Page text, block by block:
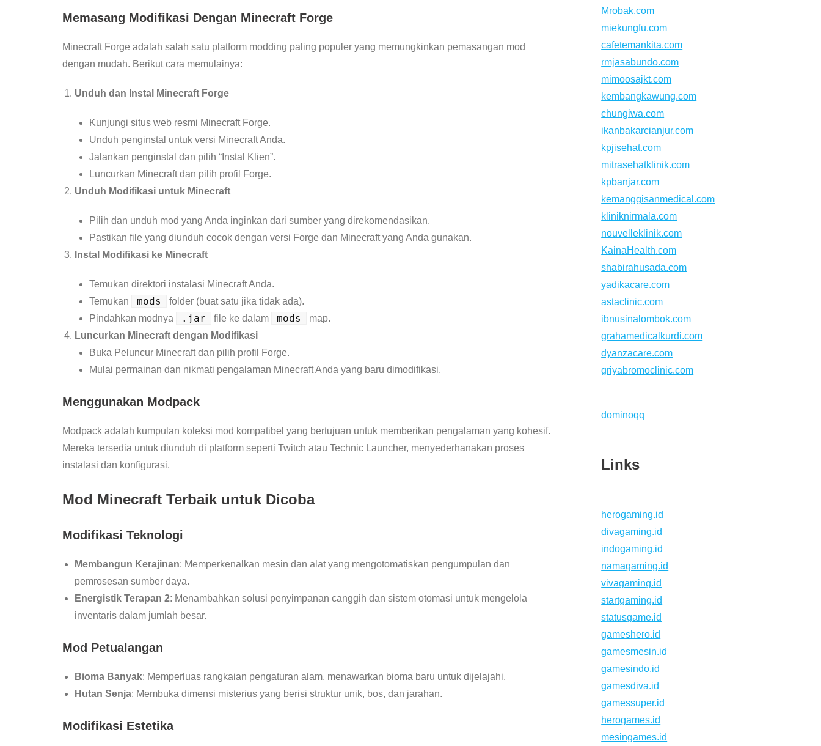
Memasang Modifikasi Dengan Minecraft Forge
Minecraft Forge adalah salah satu platform modding paling populer yang memungkinkan pemasangan mod
dengan mudah. Berikut cara memulainya:
Unduh dan Instal Minecraft Forge
Kunjungi situs web resmi Minecraft Forge.
Unduh penginstal untuk versi Minecraft Anda.
Jalankan penginstal dan pilih “Instal Klien”.
Luncurkan Minecraft dan pilih profil Forge.
Unduh Modifikasi untuk Minecraft
Pilih dan unduh mod yang Anda inginkan dari sumber yang direkomendasikan.
Pastikan file yang diunduh cocok dengan versi Forge dan Minecraft yang Anda gunakan.
Instal Modifikasi ke Minecraft
Temukan direktori instalasi Minecraft Anda.
Temukan
mods
folder (buat satu jika tidak ada).
Pindahkan modnya
.jar file ke dalam mods
map.
Luncurkan Minecraft dengan Modifikasi
Buka Peluncur Minecraft dan pilih profil Forge.
Mulai permainan dan nikmati pengalaman Minecraft Anda yang baru dimodifikasi.
Menggunakan Modpack
Modpack adalah kumpulan koleksi mod kompatibel yang bertujuan untuk memberikan pengalaman yang kohesif.
Mereka tersedia untuk diunduh di platform seperti Twitch atau Technic Launcher, menyederhanakan proses
instalasi dan konfigurasi.
Mod Minecraft Terbaik untuk Dicoba
Modifikasi Teknologi
Membangun Kerajinan: Memperkenalkan mesin dan alat yang mengotomatiskan pengumpulan dan
pemrosesan sumber daya.
Energistik Terapan 2: Menambahkan solusi penyimpanan canggih dan sistem otomasi untuk mengelola
inventaris dalam jumlah besar.
Mod Petualangan
Bioma Banyak: Memperluas rangkaian pengaturan alam, menawarkan bioma baru untuk dijelajahi.
Hutan Senja: Membuka dimensi misterius yang berisi struktur unik, bos, dan jarahan.
Modifikasi Estetika
Mrobak.com
miekungfu.com
cafetemankita.com
rmjasabundo.com
mimoosajkt.com
kembangkawung.com
chungiwa.com
ikanbakarcianjur.com
kpjisehat.com
mitrasehatklinik.com
kpbanjar.com
kemanggisanmedical.com
kliniknirmala.com
nouvelleklinik.com
KainaHealth.com
shabirahusada.com
yadikacare.com
astaclinic.com
ibnusinalombok.com
grahamedicalkurdi.com
dyanzacare.com
griyabromoclinic.com
dominoqq
Links
herogaming.id
divagaming.id
indogaming.id
namagaming.id
vivagaming.id
startgaming.id
statusgame.id
gameshero.id
gamesmesin.id
gamesindo.id
gamesdiva.id
gamessuper.id
herogames.id
mesingames.id